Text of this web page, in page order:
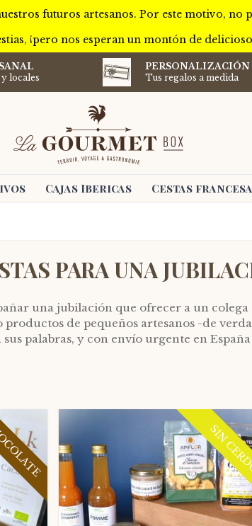
futuros artesanos. Por este motivo, no
¡pero nos esperan un montón de
locales
PERSONALIZACIÓN
Tus regalos a medida
Cajas Ibericas Cestas
PARA UNA
una jubilación que ofrecer a un
productos de pequeños artesanos -de
palabras, y con envío urgente en
SIN